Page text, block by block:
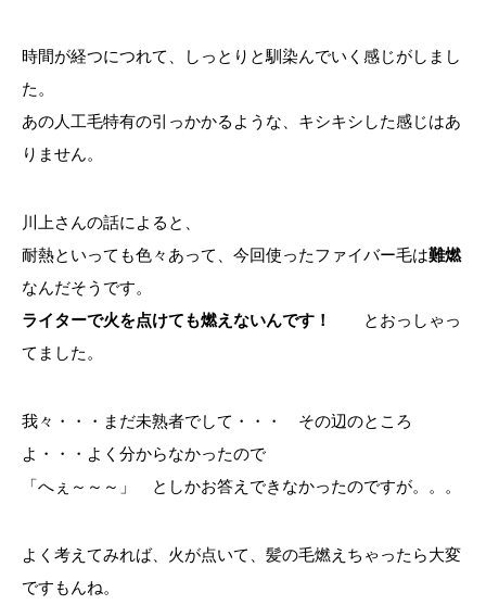
時間が経つにつれて、しっとりと馴染んでいく感じがしまし
た。
あの人工毛特有の引っかかるような、キシキシした感じはあ
りません。
川上さんの話によると、
耐熱といっても色々あって、今回使ったファイバー毛は難燃
なんだそうです。
ライターで火を点けても燃えないんです！
とおっしゃっ
てました。
我々・・・まだ未熟者でして・・・ その辺のところ
よ・・・よく分からなかったので
「へぇ～～～」 としかお答えできなかったのですが。。。
よく考えてみれば、火が点いて、髪の毛燃えちゃったら大変
ですもんね。